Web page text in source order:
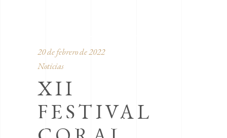
TOTANA”
20 de febrero de 2022
Noticias
XII
FESTIVAL